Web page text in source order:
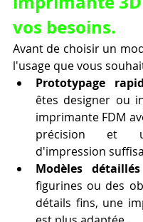
vos besoins.
Avant de choisir un
l'usage que vous
Prototypage
êtes designer ou
imprimante FDM
précision et
d'impression
Modèles détaillés
figurines ou des
détails fins, une